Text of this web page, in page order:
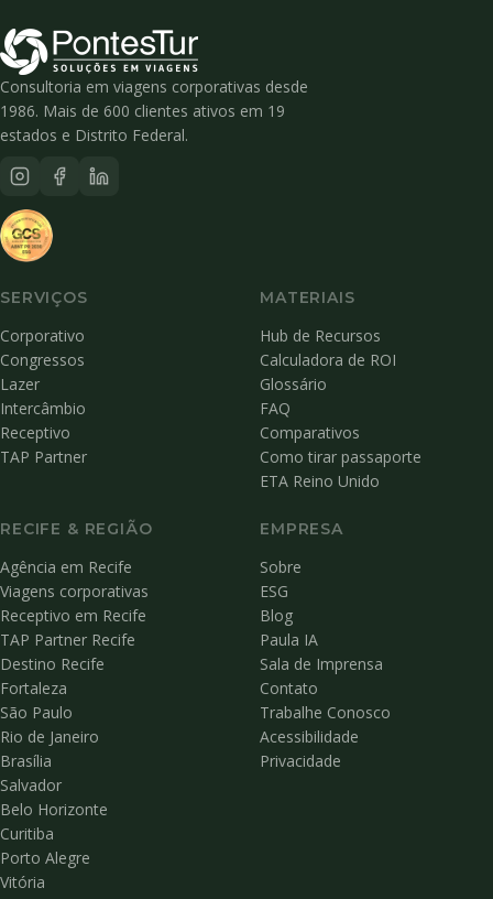
Consultoria em viagens corporativas desde
1986. Mais de 600 clientes ativos em 19
estados e Distrito Federal.
SERVIÇOS
Corporativo
Congressos
Lazer
Intercâmbio
Receptivo
TAP Partner
MATERIAIS
Hub de Recursos
Calculadora de ROI
Glossário
FAQ
Comparativos
Como tirar passaporte
ETA Reino Unido
RECIFE & REGIÃO
Agência em Recife
Viagens corporativas
Receptivo em Recife
TAP Partner Recife
Destino Recife
Fortaleza
São Paulo
Rio de Janeiro
Brasília
Salvador
Belo Horizonte
Curitiba
Porto Alegre
Vitória
EMPRESA
Sobre
ESG
Blog
Paula IA
Sala de Imprensa
Contato
Trabalhe Conosco
Acessibilidade
Privacidade